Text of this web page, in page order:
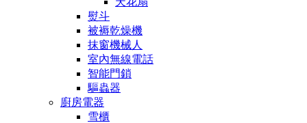
熨斗
被褥乾燥機
抹窗機械人
室內無線電話
智能門鎖
驅蟲器
廚房電器
雪櫃